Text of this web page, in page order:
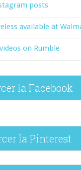
posts
available at
on Rumble
la Facebook
la Pinterest